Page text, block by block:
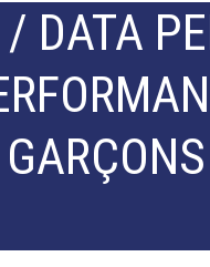
DATA